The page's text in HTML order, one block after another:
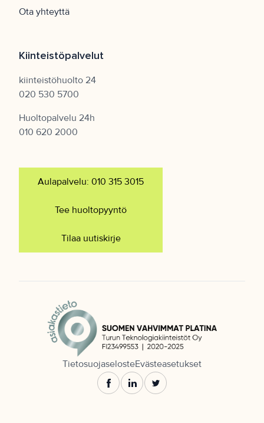
Ota yhteyttä
Kiinteistöpalvelut
kiinteistöhuolto 24
020 530 5700
Huoltopalvelu 24h
010 620 2000
Aulapalvelu: 010 315 3015
Tee huoltopyyntö
Tilaa uutiskirje
TietosuojaselosteEvästeasetukset